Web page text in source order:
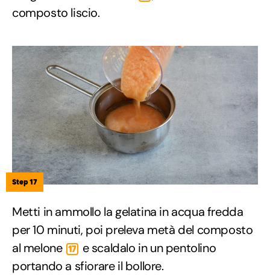
composto liscio.
Step 17
Metti in ammollo la gelatina in acqua fredda
per 10 minuti, poi preleva metà del composto
al melone 17 e scaldalo in un pentolino
portando a sfiorare il bollore.